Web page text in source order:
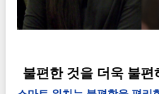
불편한 것을 더욱 불편